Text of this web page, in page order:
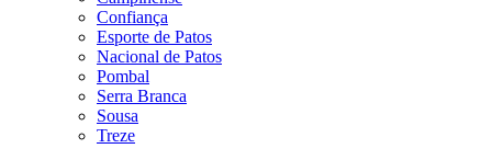
Confiança
Esporte de Patos
Nacional de Patos
Pombal
Serra Branca
Sousa
Treze